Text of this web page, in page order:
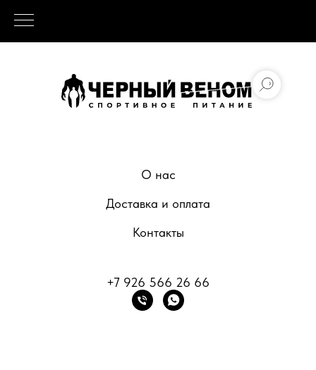
О нас
Доставка и оплата
Контакты
+7 926 566 26 66